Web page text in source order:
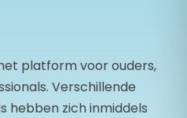
platform voor ouders,
Verschillende
hebben zich inmiddels